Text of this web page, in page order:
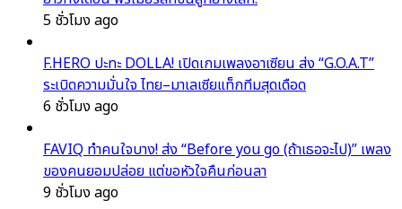
5 ชั่วโมง ago
F.HERO ปะทะ DOLLA! เปิดเกมเพลงอาเซียน ส่ง “G.O.A.T”
ระเบิดความมั่นใจ ไทย–มาเลเซียแท็กทีมสุดเดือด
6 ชั่วโมง ago
FAVIQ ทำคนใจบาง! ส่ง “Before you go (ถ้าเธอจะไป)” เพลง
ของคนยอมปล่อย แต่ขอหัวใจคืนก่อนลา
9 ชั่วโมง ago